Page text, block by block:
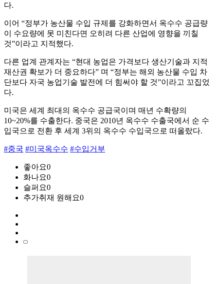
다.
이어 “정부가 농산물 수입 규제를 강화하면서 옥수수 공급량
이 수요량에 못 미친다면 오히려 다른 산업에 영향을 끼칠
것”이라고 지적했다.
다른 업계 관계자는 “현대 농업은 가격보다 생산기술과 지적
재산권 확보가 더 중요하다” 며 “정부는 해외 농산물 수입 차
단보다 자국 농업기술 발전에 더 힘써야 할 것”이라고 꼬집었
다.
미국은 세계 최대의 옥수수 공급국이며 매년 수확량의
10~20%를 수출한다. 중국은 2010년 옥수수 수출국에서 순 수
입국으로 전환 후 세계 3위의 옥수수 수입국으로 떠올랐다.
#중국 #미국옥수수 #수입거부
좋아요0
화나요0
슬퍼요0
추가취재 원해요0